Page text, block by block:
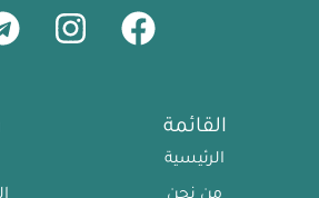
القائمة
الرئيسية